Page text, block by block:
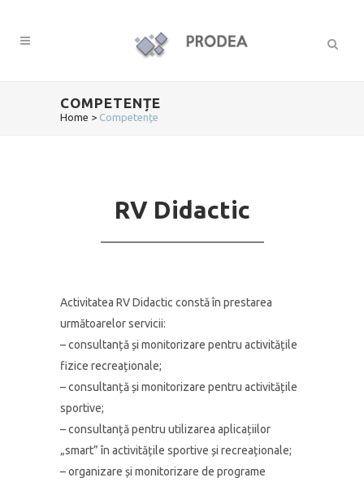
COMPETENȚE
Home > Competențe
RV Didactic
Activitatea RV Didactic constă în prestarea
următoarelor servicii:
– consultanță și monitorizare pentru activitățile
fizice recreaționale;
– consultanță și monitorizare pentru activitățile
sportive;
– consultanță pentru utilizarea aplicațiilor
„smart” în activitățile sportive și recreaționale;
– organizare și monitorizare de programe